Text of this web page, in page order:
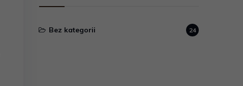
Bez kategorii 24